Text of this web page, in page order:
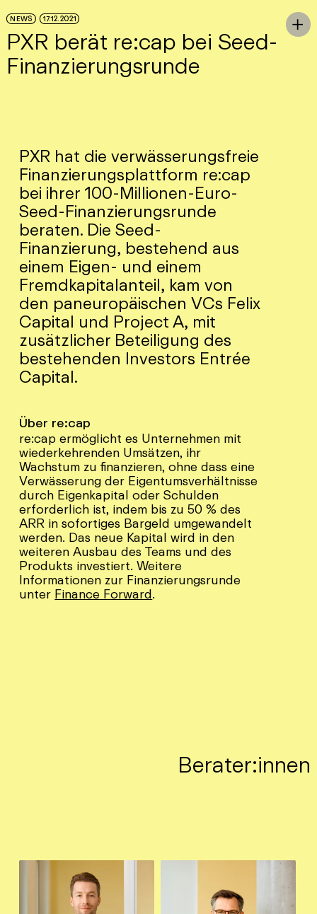
Skip to Main Content

NEWS17.12.2021
PXR berät re:cap bei Seed-
Finanzierungsrunde
PXR hat die verwässerungsfreie
Finanzierungsplattform re:cap
bei ihrer 100-Millionen-Euro-
Seed-Finanzierungsrunde
beraten. Die Seed-
Finanzierung, bestehend aus
einem Eigen- und einem
Fremdkapitalanteil, kam von
den paneuropäischen VCs Felix
Capital und Project A, mit
zusätzlicher Beteiligung des
bestehenden Investors Entrée
Capital.
Über re:cap
re:cap ermöglicht es Unternehmen mit
wiederkehrenden Umsätzen, ihr
Wachstum zu finanzieren, ohne dass eine
Verwässerung der Eigentumsverhältnisse
durch Eigenkapital oder Schulden
erforderlich ist, indem bis zu 50 % des
ARR in sofortiges Bargeld umgewandelt
werden. Das neue Kapital wird in den
weiteren Ausbau des Teams und des
Produkts investiert. Weitere
Informationen zur Finanzierungsrunde
unter Finance Forward.
Berater:innen